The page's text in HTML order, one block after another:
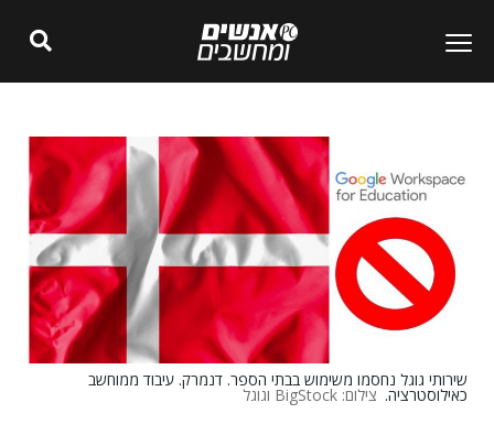
שירותי גוגל נחסמו משימוש בבתי הספר. דנמרק. עיבוד ממוחשב
כאילוסטרציה. צילום: BigStock וגוגל